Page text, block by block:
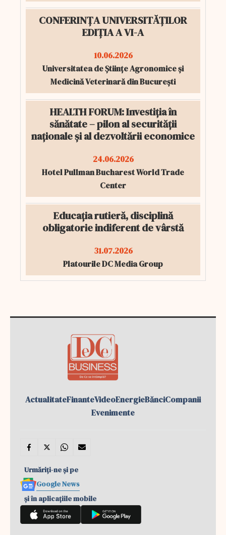
CONFERINȚA UNIVERSITĂȚILOR
EDIȚIA A VI-A
10.06.2026
Universitatea de Științe Agronomice și
Medicină Veterinară din București
HEALTH FORUM: Investiția în
sănătate – pilon al securității
naționale și al dezvoltării economice
24.06.2026
Hotel Pullman Bucharest World Trade
Center
Educația rutieră, disciplină
obligatorie indiferent de vârstă
31.07.2026
Platourile DC Media Group
ActualitateFinanteVideoEnergieBănciCompanii
Evenimente
Urmăriți-ne și pe
Google News
și în aplicațiile mobile